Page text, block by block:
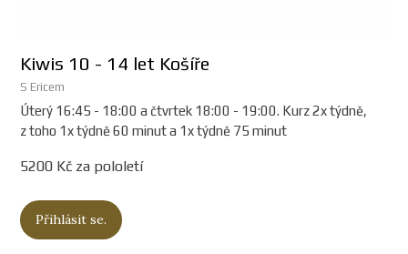
Kiwis 10 - 14 let Košíře
S Ericem
Úterý 16:45 - 18:00 a čtvrtek 18:00 - 19:00. Kurz 2x týdně,
z toho 1x týdně 60 minut a 1x týdně 75 minut
5200 Kč za pololetí
Přihlásit se.